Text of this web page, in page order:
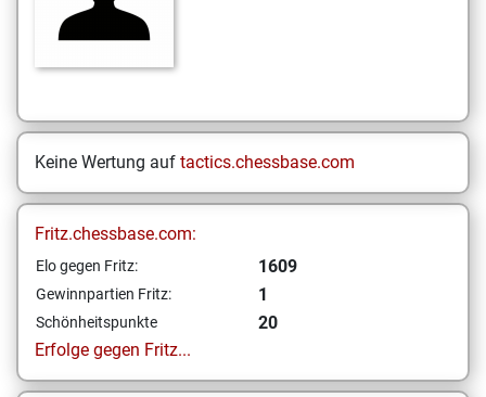
Keine Wertung auf tactics.chessbase.com
Fritz.chessbase.com:
Elo gegen Fritz: 1609
Gewinnpartien Fritz: 1
Schönheitspunkte
20
Erfolge gegen Fritz...